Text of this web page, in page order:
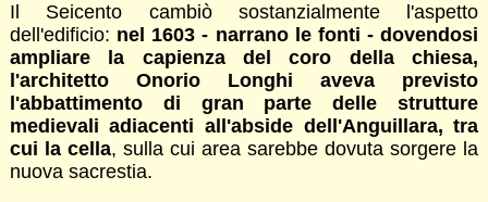
Il Seicento cambiò sostanzialmente l'aspetto
dell'edificio: nel 1603 - narrano le fonti - dovendosi
ampliare la capienza del coro della chiesa,
l'architetto Onorio Longhi aveva previsto
l'abbattimento di gran parte delle strutture
medievali adiacenti all'abside dell'Anguillara, tra
cui la cella, sulla cui area sarebbe dovuta sorgere la
nuova sacrestia.